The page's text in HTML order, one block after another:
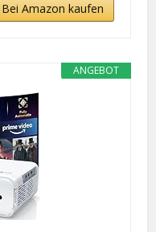
Bei Amazon kaufen
ANGEBOT